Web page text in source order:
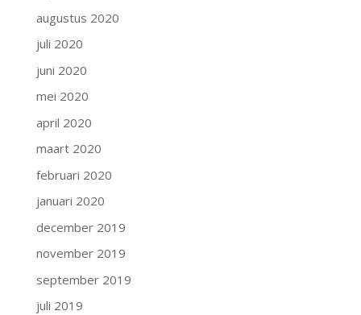
augustus 2020
juli 2020
juni 2020
mei 2020
april 2020
maart 2020
februari 2020
januari 2020
december 2019
november 2019
september 2019
juli 2019